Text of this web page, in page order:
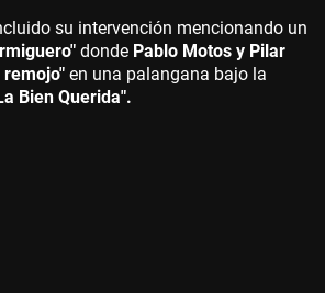
su intervención mencionando un
donde Pablo Motos y Pilar
remojo" en una palangana bajo la
Bien Querida".